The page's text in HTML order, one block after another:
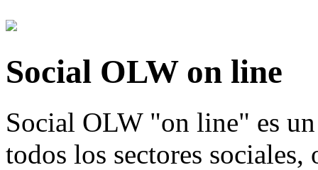
Social OLW on line
Social OLW "on line" es
todos los sectores sociales,